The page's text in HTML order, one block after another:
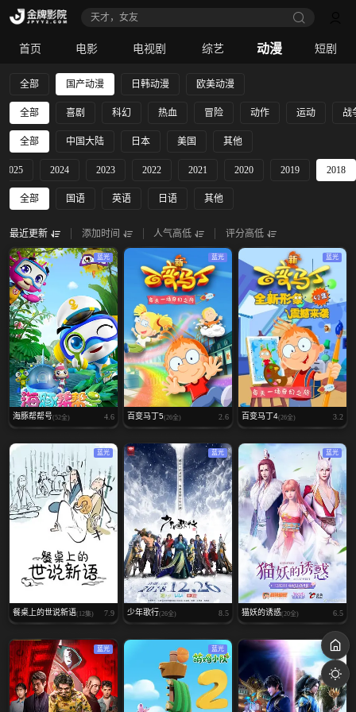
天才，女友
首页 电影 电视剧 综艺 动漫 短剧
全部 国产动漫 日韩动漫 欧美动漫
全部 喜剧 科幻 热血 冒险 动作 运动 战
全部 中国大陆 日本 美国 其他
2025 2024 2023 2022 2021 2020 2019 2018
全部 国语 英语 日语 其他
最近更新 添加时间 人气高低 评分高低
蓝光
海豚帮帮号(52全) 4.6
蓝光
百变马丁5(26全) 2.6
蓝光
百变马丁4(26全) 3.2
蓝光
餐桌上的世说新语(12集) 7.9
蓝光
少年歌行(26全) 8.5
蓝光
猫妖的诱惑(20全) 6.5
蓝光 蓝光 蓝光